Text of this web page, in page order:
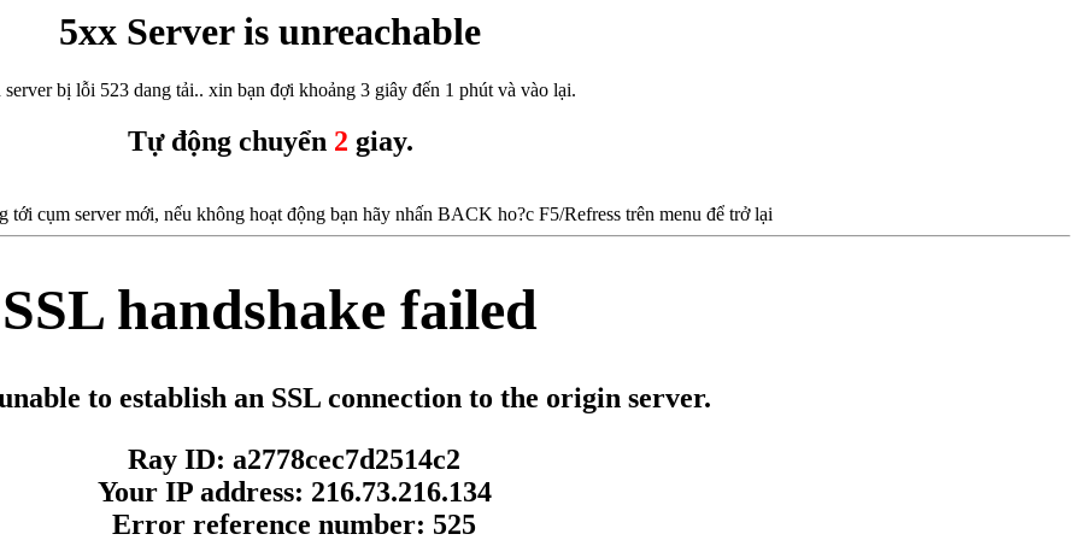
5xx Server is unreachable
server bị lỗi 523 dang tải.. xin bạn đợi khoảng 3 giây đến 1 phút và vào lại.
Tự động chuyển 2 giay.
tới cụm server mới, nếu không hoạt động bạn hãy nhấn BACK ho?c F5/Refress trên menu để trở lại
SSL handshake failed
to establish an SSL connection to the origin server.
Ray ID: a2778cec7d2514c2
Your IP address: 216.73.216.134
Error reference number: 525